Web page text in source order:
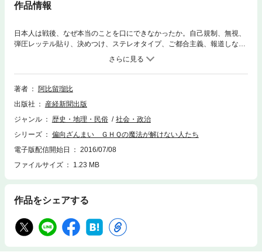
作品情報
日本人は戦後、なぜ本当のことを口にできなかったか。自己規制、無視、
弾圧レッテル貼り、決めつけ、ステレオタイプ、ご都合主義、報道しない
自由、「贖罪」の暴走、根深い角度、日本へのヘイトスピーチ…。あらゆ
る手法で閉ざされ続けた言語空間。その偏りを白日のもとにさらす決定
版。◎戦後長く、日本の言論空間を主流派としてほしいままにしてきた左
派・リベラル派の人たちが、以前は自分たちの主張を傾聴していたはずの
根拠なく蔑視し、時に無視し、また時には危険で有害なものだと決め付け
て「弾圧」してきた彼らは今、これまでのやり方が通用しなくなってうろ
度、解けてきた。だが、魔法が生み出した「夢の世界」に安住し、そこに
閉じ籠もって出てこない人たちもまだたくさんいる。(「はじめに」より抜
粋)どうぞリベラル・左翼、メディアの自由すぎる言行録をご確認くださ
い。
著者
阿比留瑠比
出版社
産経新聞出版
ジャンル
歴史・地理・民俗
社会・政治
シリーズ
偏向ざんまい ＧＨＱの魔法が解けない人たち
電子版配信開始日
2016/07/08
ファイルサイズ
1.23 MB
作品をシェアする